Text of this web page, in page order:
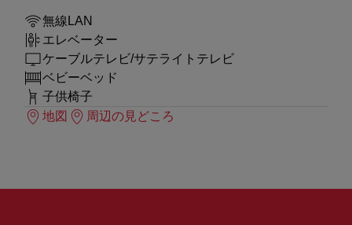
無線LAN
エレベーター
ケーブルテレビ/サテライトテレビ
ベビーベッド
子供椅子
地図
周辺の見どころ